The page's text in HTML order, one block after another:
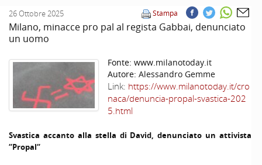
Stampa
26 Ottobre 2025
Milano, minacce pro pal al regista Gabbai, denunciato
un uomo
Fonte: www.milanotoday.it
Autore: Alessandro Gemme
Link: https://www.milanotoday.it/cro
naca/denuncia-propal-svastica-202
5.html
Svastica accanto alla stella di David, denunciato un attivista
“Propal“